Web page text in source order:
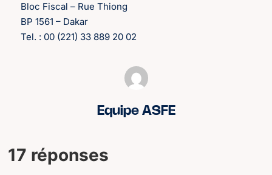
Bloc Fiscal – Rue Thiong
BP 1561 – Dakar
Tel. : 00 (221) 33 889 20 02
Equipe ASFE
17 réponses